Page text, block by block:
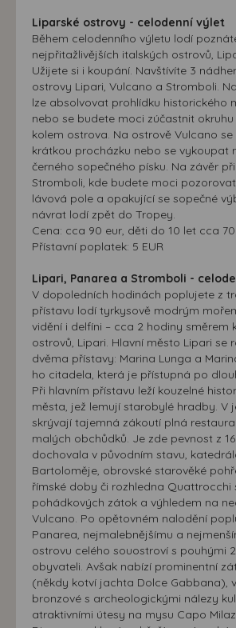
Liparské ostrovy - celodenní výlet
Během celodenního výletu lodí
nejpřitažlivějších italských ostrovů,
Užijete si i koupání. Navštívíte 3
ostrovy Lipari, Vulcano a Stromboli.
lze absolvovat prohlídku historického
nebo se budete moci zúčastnit
kolem ostrova. Na ostrově Vulcano
krátkou procházku nebo se vykoupat
černého sopečného písku. Na závěr
Stromboli, kde budete moci
lávová pole a opakující se sopečné
návrat lodí zpět do Tropey.
Cena: cca 90 eur, děti do 10 let cca
Přístavní poplatek: 5 EUR
Lipari, Panarea a Stromboli -
V dopoledních hodinách poplujete z
přístavu lodí tyrkysově modrým
vidění i delfíni – cca 2 hodiny směrem
ostrovů, Lipari. Hlavní město Lipari se
dvěma přístavy: Marina Lunga a
ho citadela, která je přístupná po
Při hlavním přístavu leží kouzelné
města, jež lemují starobylé hradby. V
skrývají tajemná zákoutí plná
malých obchůdků. Je zde pevnost z
dochovala v původním stavu,
Bartoloměje, obrovské starověké
římské doby či rozhledna Quattrocchi
pohádkových zátok a výhledem na
Vulcano. Po opětovném nalodění
Panarea, nejmalebnějšímu a
ostrovu celého souostroví s pouhými
obyvateli. Avšak nabízí prominentní
(někdy kotví jachta Dolce Gabbana),
bronzové s archeologickými nálezy
atraktivními útesy na mysu Capo